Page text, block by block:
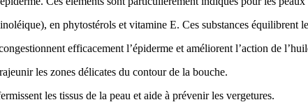
en phytostérols et vitamine E. Ces substances équilibrent
efficacement l’épiderme et améliorent l’action de
les zones délicates du contour de la bouche.
les tissus de la peau et aide à prévenir les vergetures.